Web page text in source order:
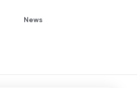
News